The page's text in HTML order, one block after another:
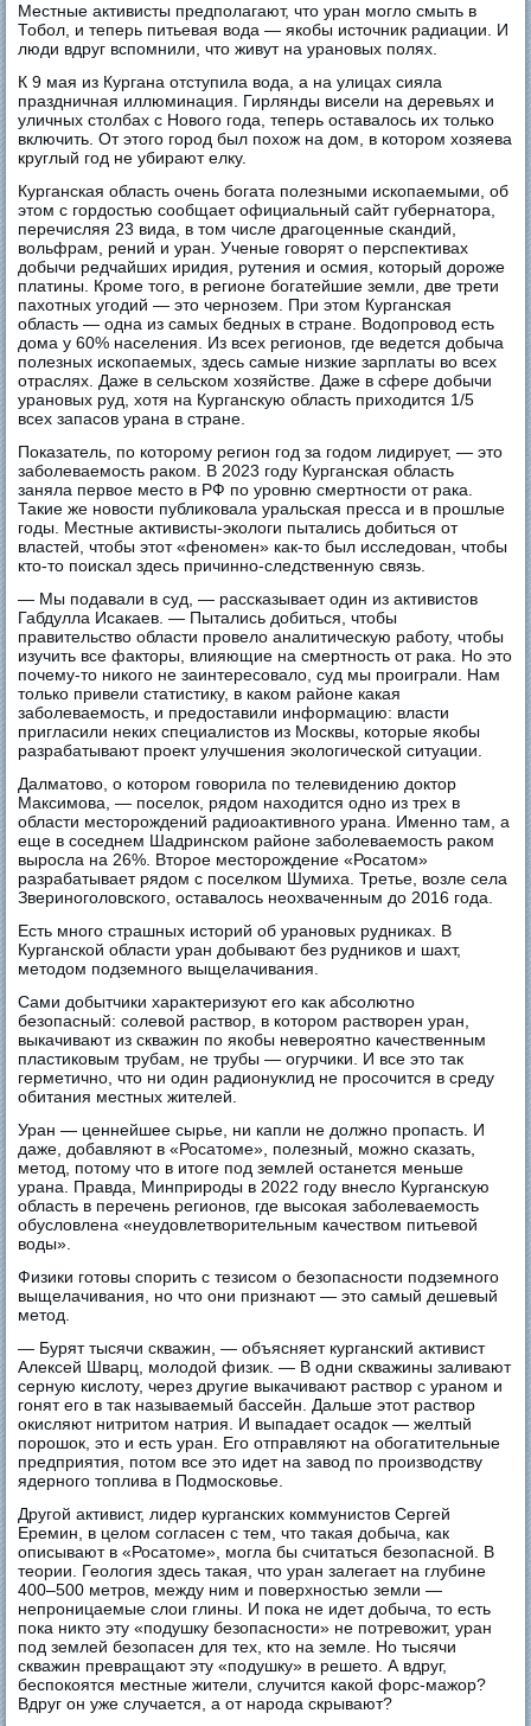
Местные активисты предполагают, что уран могло смыть в
Тобол, и теперь питьевая вода — якобы источник радиации. И
люди вдруг вспомнили, что живут на урановых полях.
К 9 мая из Кургана отступила вода, а на улицах сияла
праздничная иллюминация. Гирлянды висели на деревьях и
уличных столбах с Нового года, теперь оставалось их только
включить. От этого город был похож на дом, в котором хозяева
круглый год не убирают елку.
Курганская область очень богата полезными ископаемыми, об
этом с гордостью сообщает официальный сайт губернатора,
перечисляя 23 вида, в том числе драгоценные скандий,
вольфрам, рений и уран. Ученые говорят о перспективах
добычи редчайших иридия, рутения и осмия, который дороже
платины. Кроме того, в регионе богатейшие земли, две трети
пахотных угодий — это чернозем. При этом Курганская
область — одна из самых бедных в стране. Водопровод есть
дома у 60% населения. Из всех регионов, где ведется добыча
полезных ископаемых, здесь самые низкие зарплаты во всех
отраслях. Даже в сельском хозяйстве. Даже в сфере добычи
урановых руд, хотя на Курганскую область приходится 1/5
всех запасов урана в стране.
Показатель, по которому регион год за годом лидирует, — это
заболеваемость раком. В 2023 году Курганская область
заняла первое место в РФ по уровню смертности от рака.
Такие же новости публиковала уральская пресса и в прошлые
годы. Местные активисты-экологи пытались добиться от
властей, чтобы этот «феномен» как-то был исследован, чтобы
кто-то поискал здесь причинно-следственную связь.
— Мы подавали в суд, — рассказывает один из активистов
Габдулла Исакаев. — Пытались добиться, чтобы
правительство области провело аналитическую работу, чтобы
изучить все факторы, влияющие на смертность от рака. Но это
почему-то никого не заинтересовало, суд мы проиграли. Нам
только привели статистику, в каком районе какая
заболеваемость, и предоставили информацию: власти
пригласили неких специалистов из Москвы, которые якобы
разрабатывают проект улучшения экологической ситуации.
Далматово, о котором говорила по телевидению доктор
Максимова, — поселок, рядом находится одно из трех в
области месторождений радиоактивного урана. Именно там, а
еще в соседнем Шадринском районе заболеваемость раком
выросла на 26%. Второе месторождение «Росатом»
разрабатывает рядом с поселком Шумиха. Третье, возле села
Звериноголовского, оставалось неохваченным до 2016 года.
Есть много страшных историй об урановых рудниках. В
Курганской области уран добывают без рудников и шахт,
методом подземного выщелачивания.
Сами добытчики характеризуют его как абсолютно
безопасный: солевой раствор, в котором растворен уран,
выкачивают из скважин по якобы невероятно качественным
пластиковым трубам, не трубы — огурчики. И все это так
герметично, что ни один радионуклид не просочится в среду
обитания местных жителей.
Уран — ценнейшее сырье, ни капли не должно пропасть. И
даже, добавляют в «Росатоме», полезный, можно сказать,
метод, потому что в итоге под землей останется меньше
урана. Правда, Минприроды в 2022 году внесло Курганскую
область в перечень регионов, где высокая заболеваемость
обусловлена «неудовлетворительным качеством питьевой
воды».
Физики готовы спорить с тезисом о безопасности подземного
выщелачивания, но что они признают — это самый дешевый
метод.
— Бурят тысячи скважин, — объясняет курганский активист
Алексей Шварц, молодой физик. — В одни скважины заливают
серную кислоту, через другие выкачивают раствор с ураном и
гонят его в так называемый бассейн. Дальше этот раствор
окисляют нитритом натрия. И выпадает осадок — желтый
порошок, это и есть уран. Его отправляют на обогатительные
предприятия, потом все это идет на завод по производству
ядерного топлива в Подмосковье.
Другой активист, лидер курганских коммунистов Сергей
Еремин, в целом согласен с тем, что такая добыча, как
описывают в «Росатоме», могла бы считаться безопасной. В
теории. Геология здесь такая, что уран залегает на глубине
400‒500 метров, между ним и поверхностью земли —
непроницаемые слои глины. И пока не идет добыча, то есть
пока никто эту «подушку безопасности» не потревожит, уран
под землей безопасен для тех, кто на земле. Но тысячи
скважин превращают эту «подушку» в решето. А вдруг,
беспокоятся местные жители, случится какой форс-мажор?
Вдруг он уже случается, а от народа скрывают?